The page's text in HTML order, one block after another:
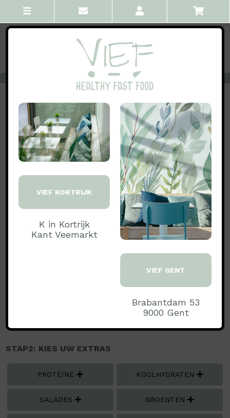
VIEF KORTRIJK
K in Kortrijk
Kant Veemarkt
VIEF GENT
Brabantdam 53
9000 Gent
VORIGE ALLE VOLGENDE
Bowls
Suzanne
Falafel, zoete aardappel, ijsbergsalade, wortel,
paprika, maïs, tomaat, pijnboompitten, curry-
Proteïne 'falafel' wijzigen? Kies build your own.
Gluten
STAP2: KIES UW EXTRAS
PROTEÏNE KOOLHYDRATEN
SALADES GROENTEN